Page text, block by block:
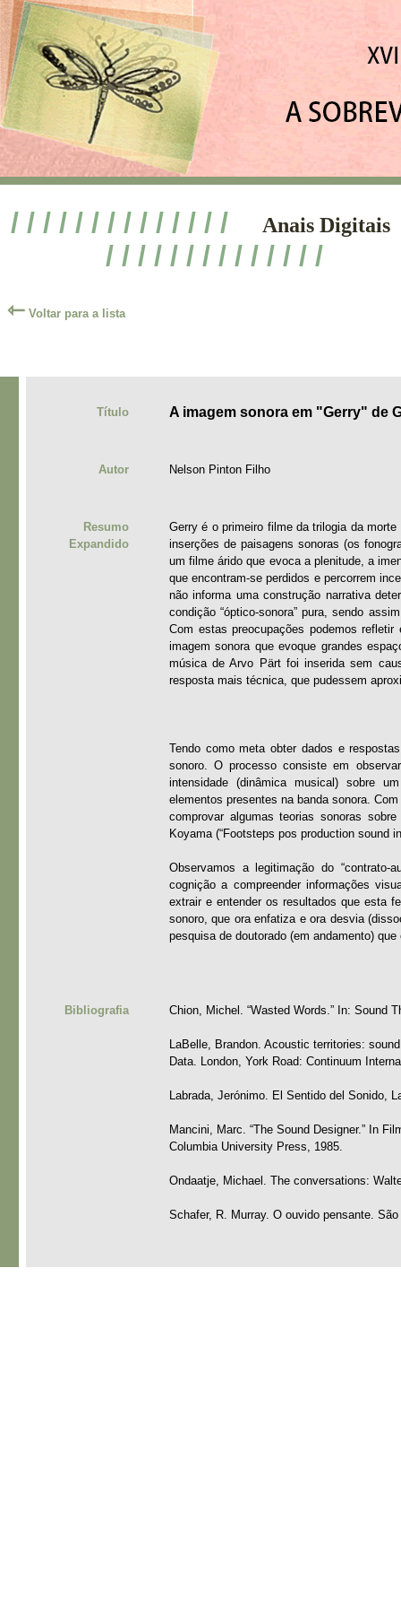
/ / / / / / / / / / / / / / Anais Digitais
/ / / / / / / / / / / / / /
⇽ Voltar para a lista
Título A imagem sonora em "Gerry" de
Autor Nelson Pinton Filho
Resumo
Expandido
Gerry é o primeiro filme da trilogia da
inserções de paisagens sonoras (os
um filme árido que evoca a plenitude, a
que encontram-se perdidos e percorrem
não informa uma construção narrativa
condição “óptico-sonora” pura, sendo
Com estas preocupações podemos
imagem sonora que evoque grandes
música de Arvo Pärt foi inserida sem
resposta mais técnica, que pudessem
Tendo como meta obter dados e
sonoro. O processo consiste em
intensidade (dinâmica musical) sobre
elementos presentes na banda sonora.
comprovar algumas teorias sonoras
Koyama (“Footsteps pos production sound
Observamos a legitimação do
cognição a compreender informações
extrair e entender os resultados que esta
sonoro, que ora enfatiza e ora desvia
pesquisa de doutorado (em andamento)
Bibliografia Chion, Michel. “Wasted Words.” In: Sound
LaBelle, Brandon. Acoustic territories:
Data. London, York Road: Continuum
Labrada, Jerónimo. El Sentido del Sonido,
Mancini, Marc. “The Sound Designer.” In
Columbia University Press, 1985.
Ondaatje, Michael. The conversations:
Schafer, R. Murray. O ouvido pensante.